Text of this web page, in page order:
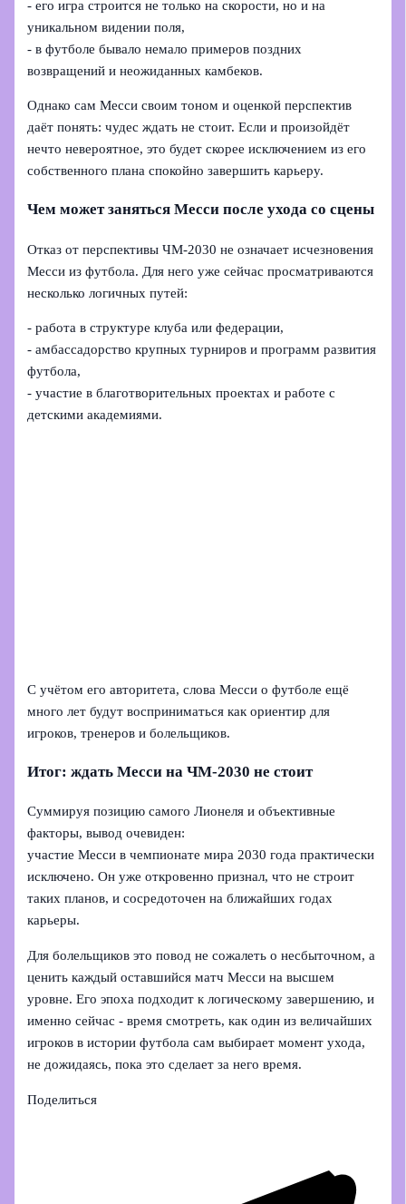
- его игра строится не только на скорости, но и на
уникальном видении поля,
- в футболе бывало немало примеров поздних
возвращений и неожиданных камбеков.
Однако сам Месси своим тоном и оценкой перспектив
даёт понять: чудес ждать не стоит. Если и произойдёт
нечто невероятное, это будет скорее исключением из его
собственного плана спокойно завершить карьеру.
Чем может заняться Месси после ухода со сцены
Отказ от перспективы ЧМ‑2030 не означает исчезновения
Месси из футбола. Для него уже сейчас просматриваются
несколько логичных путей:
- работа в структуре клуба или федерации,
- амбассадорство крупных турниров и программ развития
футбола,
- участие в благотворительных проектах и работе с
детскими академиями.
С учётом его авторитета, слова Месси о футболе ещё
много лет будут восприниматься как ориентир для
игроков, тренеров и болельщиков.
Итог: ждать Месси на ЧМ‑2030 не стоит
Суммируя позицию самого Лионеля и объективные
факторы, вывод очевиден:
участие Месси в чемпионате мира 2030 года практически
исключено. Он уже откровенно признал, что не строит
таких планов, и сосредоточен на ближайших годах
карьеры.
Для болельщиков это повод не сожалеть о несбыточном, а
ценить каждый оставшийся матч Месси на высшем
уровне. Его эпоха подходит к логическому завершению, и
именно сейчас - время смотреть, как один из величайших
игроков в истории футбола сам выбирает момент ухода,
не дожидаясь, пока это сделает за него время.
Поделиться